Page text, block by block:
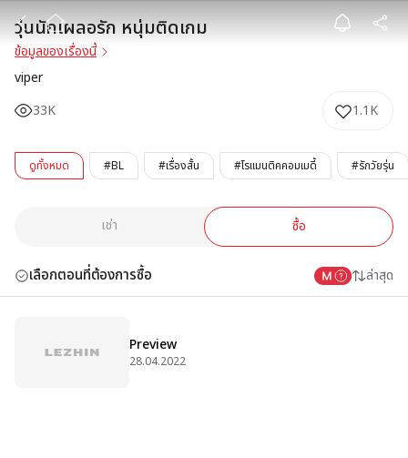
วุ่นนักเผลอรัก
วุ่นนักเผลอรัก หนุ่มติดเกม
ข้อมูลของเรื่องนี้
viper
33K
1.1K
ดูทั้งหมด #BL #เรื่องสั้น #โรแมนติคคอมเมดี้ #รักวัยรุ่น
เช่า ซื้อ
เลือกตอนที่ต้องการซื้อ ล่าสุด
Preview
28.04.2022